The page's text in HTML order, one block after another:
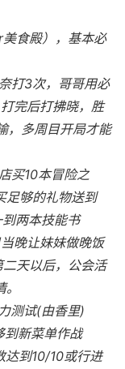
食殿），基本必
打3次，哥哥用必
完后打拂晓，胜
，多周目开局才能
买10本冒险之
足够的礼物送到
两本技能书
晚让妹妹做晚饭
二天以后，公会活
测试(由香里)
新菜单作战
到10/10或行进